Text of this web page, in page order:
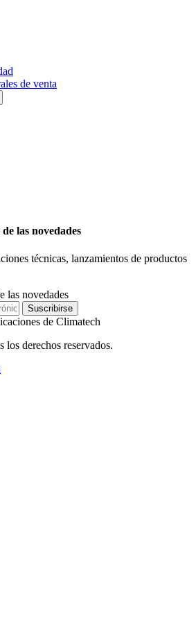
de venta
las novedades
técnicas, lanzamientos de productos
las novedades
Suscribirse
de Climatech
derechos reservados.